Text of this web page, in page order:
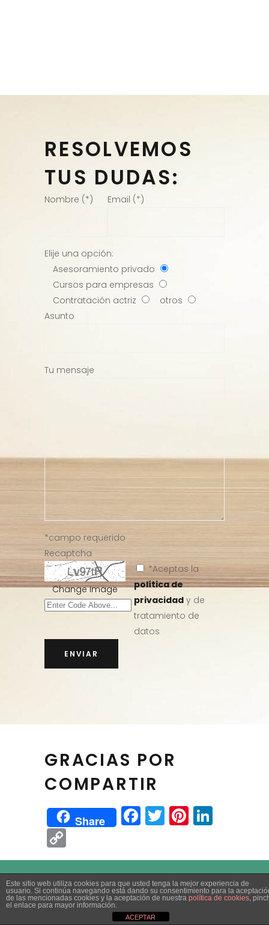
RESOLVEMOS
TUS DUDAS:
Nombre (*) Email (*)
Elije una opción:
Asesoramiento privado
Cursos para empresas
Contratación actriz
otros
Asunto
Tu mensaje
*campo requerido
Recaptcha
Change Image
*Aceptas la
política de
privacidad y de
tratamiento de
datos
GRACIAS POR
COMPARTIR
Share Facebook
Twitter
Link
Este sitio web utiliza cookies para que usted tenga la mejor experiencia de
usuario. Si continúa navegando está dando su consentimiento para la
de las mencionadas cookies y la aceptación de nuestra política de cookies,
el enlace para mayor información.
ACEPTAR